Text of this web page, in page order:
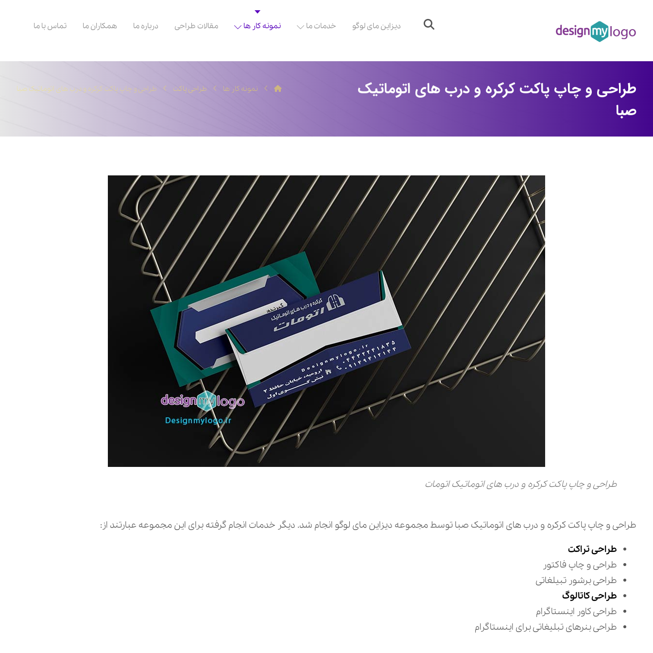
دیزاین مای لوگو خدمات ما نمونه کار ها مقالات طراحی درباره ما همکاران ما تماس با ما
طراحی و چاپ پاکت کرکره و درب های اتوماتیک
صبا
نمونه کار ها طراحی پاکت طراحی و چاپ پاکت کرکره و درب های اتوماتیک صبا
طراحی و چاپ پاکت کرکره و درب های اتوماتیک اتومات
طراحی و چاپ پاکت کرکره و درب های اتوماتیک صبا توسط مجموعه دیزاین مای لوگو انجام شد. دیگر خدمات انجام گرفته برای این مجموعه عبارتند از:
طراحی تراکت
طراحی و چاپ فاکتور
طراحی برشور تبیلغاتی
طراحی کاتالوگ
طراحی کاور اینستاگرام
طراحی بنرهای تبلیغاتی برای اینستاگرام